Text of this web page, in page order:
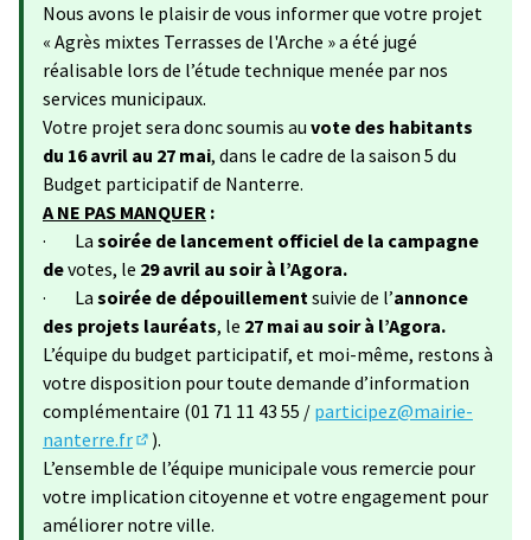
Nous avons le plaisir de vous informer que votre projet
« Agrès mixtes Terrasses de l'Arche » a été jugé
réalisable lors de l’étude technique menée par nos
services municipaux.
Votre projet sera donc soumis au vote des habitants
du 16 avril au 27 mai, dans le cadre de la saison 5 du
Budget participatif de Nanterre.
A NE PAS MANQUER :
· La soirée de lancement officiel de la campagne
devotes, le 29 avril au soir à l’Agora.
· La soirée de dépouillementsuivie de l’annonce
des projets lauréats, le 27 mai au soir à l’Agora.
L’équipe du budget participatif, et moi-même, restons à
votre disposition pour toute demande d’information
complémentaire (01 71 11 43 55 / participez@mairie-
nanterre.fr
(S'ouvre dans un nouvel onglet)
).
L’ensemble de l’équipe municipale vous remercie pour
votre implication citoyenne et votre engagement pour
améliorer notre ville.